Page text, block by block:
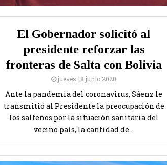
El Gobernador solicitó al
presidente reforzar las
fronteras de Salta con Bolivia
jueves 18 junio 2020
Ante la pandemia del coronavirus, Sáenz le
transmitió al Presidente la preocupación de
los salteños por la situación sanitaria del
vecino país, la cantidad de...